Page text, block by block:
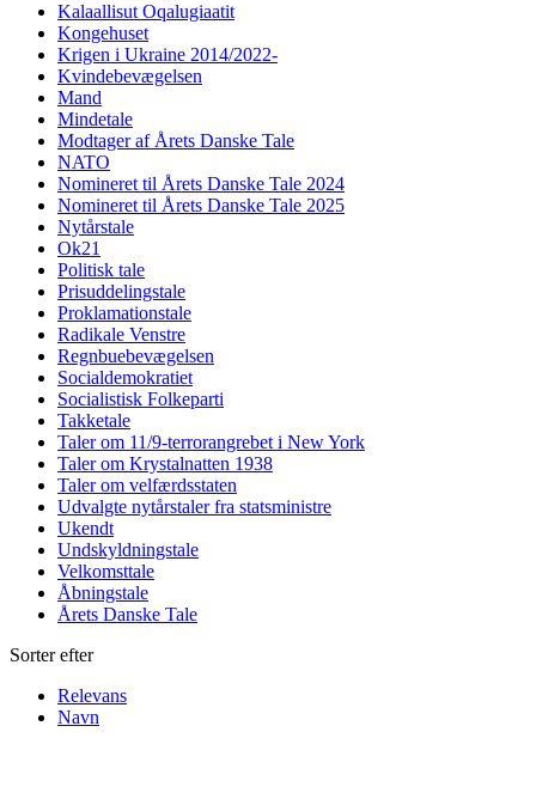
Kalaallisut Oqalugiaatit
Kongehuset
Krigen i Ukraine 2014/2022-
Kvindebevægelsen
Mand
Mindetale
Modtager af Årets Danske Tale
NATO
Nomineret til Årets Danske Tale 2024
Nomineret til Årets Danske Tale 2025
Nytårstale
Ok21
Politisk tale
Prisuddelingstale
Proklamationstale
Radikale Venstre
Regnbuebevægelsen
Socialdemokratiet
Socialistisk Folkeparti
Takketale
Taler om 11/9-terrorangrebet i New York
Taler om Krystalnatten 1938
Taler om velfærdsstaten
Udvalgte nytårstaler fra statsministre
Ukendt
Undskyldningstale
Velkomsttale
Åbningstale
Årets Danske Tale
Sorter efter
Relevans
Navn